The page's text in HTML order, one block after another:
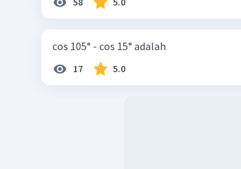
cos 105° - cos 15° adalah
17 5.0